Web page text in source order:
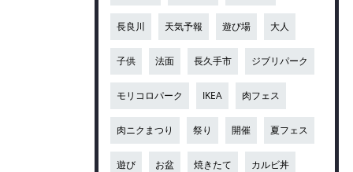
長良川 天気予報 遊び場 大人
子供 法面 長久手市 ジブリパーク
モリコロパーク IKEA 肉フェス
肉ニクまつり 祭り 開催 夏フェス
遊び お盆 焼きたて カルビ丼